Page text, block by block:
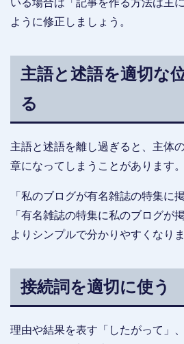
いる場合は「記事を作る方法は主
ように修正しましょう。
主語と述語を適切な
る
主語と述語を離し過ぎると、主体
章になってしまうことがあります。
「私のブログが有名雑誌の特集に
「有名雑誌の特集に私のブログが
よりシンプルで分かりやすくなりま
接続詞を適切に使う
理由や結果を表す「したがって」